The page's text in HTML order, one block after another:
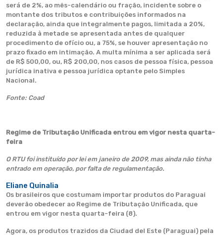
será de 2%, ao mês-calendário ou fração, incidente sobre o
montante dos tributos e contribuições informados na
declaração, ainda que integralmente pagos, limitada a 20%,
reduzida à metade se apresentada antes de qualquer
procedimento de ofício ou, a 75%, se houver apresentação no
prazo fixado em intimação. A multa mínima a ser aplicada será
de R$ 500,00, ou, R$ 200,00, nos casos de pessoa física, pessoa
jurídica inativa e pessoa jurídica optante pelo Simples
Nacional.
Fonte: Coad
Regime de Tributação Unificada entrou em vigor nesta quarta-
feira
O RTU foi instituído por lei em janeiro de 2009, mas ainda não tinha
entrado em operação, por falta de regulamentação.
Eliane Quinalia
Os brasileiros que costumam importar produtos do Paraguai
deverão obedecer ao Regime de Tributação Unificada, que
entrou em vigor nesta quarta-feira (8).
Agora, os produtos trazidos da Ciudad del Este (Paraguai) pela